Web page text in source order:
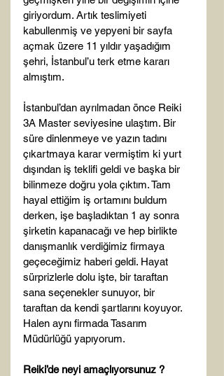
giriyordum. Artık teslimiyeti
kabullenmiş ve yepyeni bir sayfa
açmak üzere 11 yıldır yaşadığım
şehri, İstanbul’u terk etme kararı
almıştım.
İstanbul’dan ayrılmadan önce Reiki
3A Master seviyesine ulaştım. Bir
süre dinlenmeye ve yazın tadını
çıkartmaya karar vermiştim ki yurt
dışından iş teklifi geldi ve başka bir
bilinmeze doğru yola çıktım. Tam
hayal ettiğim iş ortamını buldum
derken, işe başladıktan 1 ay sonra
şirketin kapanacağı ve hep birlikte
danışmanlık verdiğimiz firmaya
geçeceğimiz haberi geldi. Hayat
sürprizlerle dolu işte, bir taraftan
sana seçenekler sunuyor, bir
taraftan da kendi şartlarını koyuyor.
Halen aynı firmada Tasarım
Müdürlüğü yapıyorum.
Reiki’de neyi amaçlıyorsunuz ?